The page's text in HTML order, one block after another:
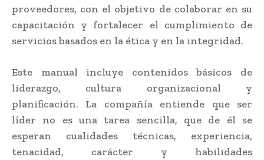
proveedores, con el objetivo de colaborar en su
capacitación y fortalecer el cumplimiento de
servicios basados en la ética y en la integridad.
Este manual incluye contenidos básicos de
liderazgo, cultura organizacional y
planificación. La compañía entiende que ser
líder no es una tarea sencilla, que de él se
esperan cualidades técnicas, experiencia,
tenacidad, carácter y habilidades